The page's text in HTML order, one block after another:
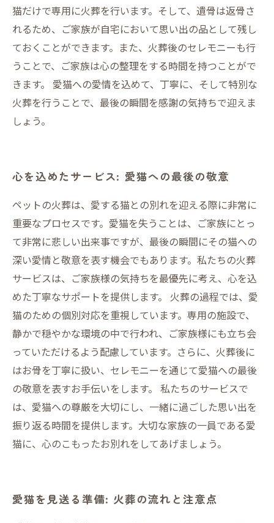
猫だけで専用に火葬を行います。そして、遺骨は返骨さ
れるため、ご家族が自宅において思い出の品として残し
ておくことができます。また、火葬後のセレモニーも行
うことで、ご家族は心の整理をする時間を持つことがで
きます。 愛猫への愛情を込めて、丁寧に、そして特別な
火葬を行うことで、最後の瞬間を感謝の気持ちで迎えま
しょう。
心を込めたサービス: 愛猫への最後の敬意
ペットの火葬は、愛する猫との別れを迎える際に非常に
重要なプロセスです。愛猫を失うことは、ご家族にとっ
て非常に悲しい出来事ですが、最後の瞬間にその猫への
深い愛情と敬意を表す機会でもあります。私たちの火葬
サービスは、ご家族様の気持ちを最優先に考え、心を込
めた丁寧なサポートを提供します。 火葬の過程では、愛
猫のための個別対応を重視しています。専用の施設で、
静かで穏やかな環境の中で行われ、ご家族様にも立ち会
っていただけるよう配慮しています。さらに、火葬後に
はお骨を丁寧に扱い、セレモニーを通じて愛猫への最後
の敬意を表すお手伝いをします。 私たちのサービスで
は、愛猫への尊厳を大切にし、一緒に過ごした思い出を
振り返る時間を提供します。大切な家族の一員である愛
猫に、心のこもったお別れをしてあげましょう。
愛猫を見送る準備: 火葬の流れと注意点